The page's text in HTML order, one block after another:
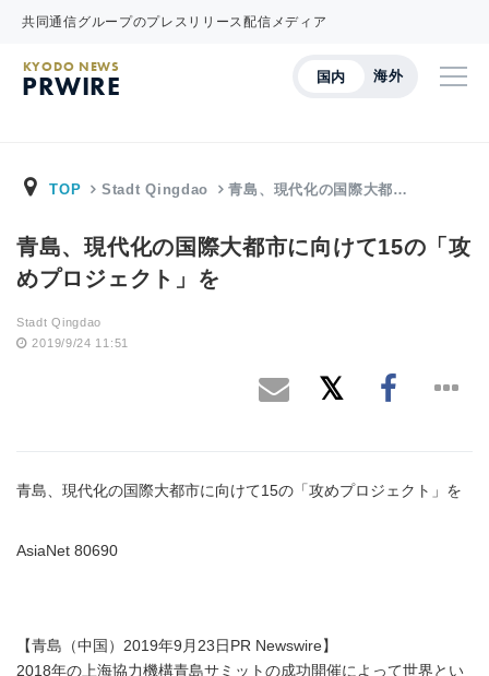
共同通信グループのプレスリリース配信メディア
国内 海外
KYODO NEWS
PRWIRE
TOP Stadt Qingdao 青島、現代化の国際大都…
青島、現代化の国際大都市に向けて15の「攻
めプロジェクト」を
Stadt Qingdao
2019/9/24 11:51
青島、現代化の国際大都市に向けて15の「攻めプロジェクト」を
AsiaNet 80690
【青島（中国）2019年9月23日PR Newswire】
2018年の上海協力機構青島サミットの成功開催によって世界とい